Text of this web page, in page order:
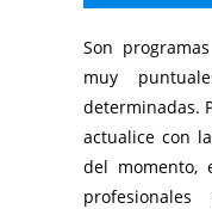
Son
muy
determinadas.
actualice con
del momento,